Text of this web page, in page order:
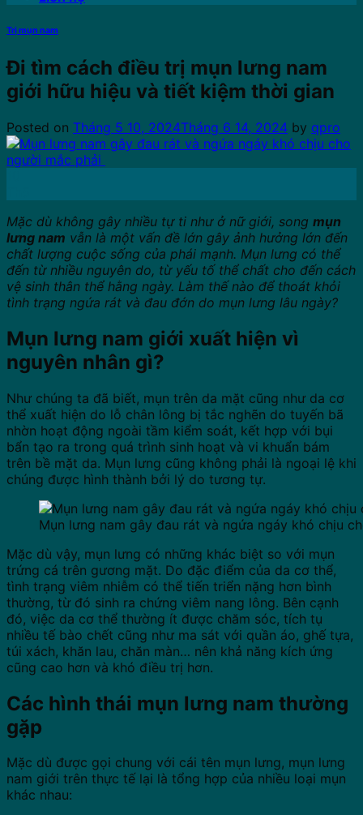
Trị mụn nam
Đi tìm cách điều trị mụn lưng nam
giới hữu hiệu và tiết kiệm thời gian
Posted on Tháng 5 10, 2024Tháng 6 14, 2024 by qpro
Mặc dù không gây nhiều tự ti như ở nữ giới, song mụn
lưng nam vẫn là một vấn đề lớn gây ảnh hưởng lớn đến
chất lượng cuộc sống của phái mạnh. Mụn lưng có thể
đến từ nhiều nguyên do, từ yếu tố thể chất cho đến cách
vệ sinh thân thể hằng ngày. Làm thế nào để thoát khỏi
tình trạng ngứa rát và đau đớn do mụn lưng lâu ngày?
Mụn lưng nam giới xuất hiện vì
nguyên nhân gì?
Như chúng ta đã biết, mụn trên da mặt cũng như da cơ
thể xuất hiện do lỗ chân lông bị tắc nghẽn do tuyến bã
nhờn hoạt động ngoài tầm kiểm soát, kết hợp với bụi
bẩn tạo ra trong quá trình sinh hoạt và vi khuẩn bám
trên bề mặt da. Mụn lưng cũng không phải là ngoại lệ khi
chúng được hình thành bởi lý do tương tự.
Mụn lưng nam gây đau rát và ngứa ngáy khó chịu
Mặc dù vậy, mụn lưng có những khác biệt so với mụn
trứng cá trên gương mặt. Do đặc điểm của da cơ thể,
tình trạng viêm nhiễm có thể tiến triển nặng hơn bình
thường, từ đó sinh ra chứng viêm nang lông. Bên cạnh
đó, việc da cơ thể thường ít được chăm sóc, tích tụ
nhiều tế bào chết cũng như ma sát với quần áo, ghế tựa,
túi xách, khăn lau, chăn màn… nên khả năng kích ứng
cũng cao hơn và khó điều trị hơn.
Các hình thái mụn lưng nam thường
gặp
Mặc dù được gọi chung với cái tên mụn lưng, mụn lưng
nam giới trên thực tế lại là tổng hợp của nhiều loại mụn
khác nhau: